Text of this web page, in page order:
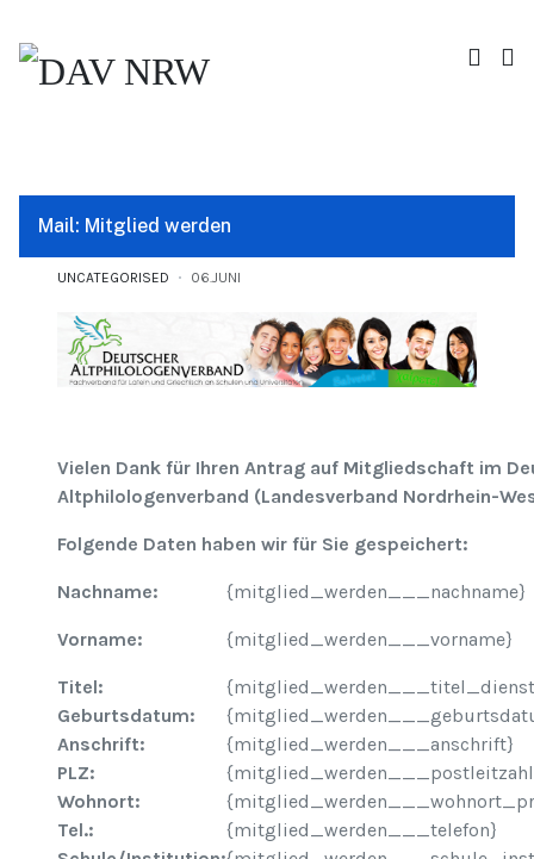
Mail: Mitglied werden
UNCATEGORISED 06.JUNI
Vielen Dank für Ihren Antrag auf Mitgliedschaft im
Altphilologenverband (Landesverband Nordrhein-
Folgende Daten haben wir für Sie gespeichert:
Nachname: {mitglied_werden___nachname}
Vorname: {mitglied_werden___vorname}
Titel:
Geburtsdatum:
Anschrift:
{mitglied_werden___anschrift}
PLZ:
Wohnort:
Tel.:
{mitglied_werden___telefon}